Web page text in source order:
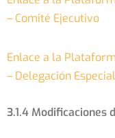
– Comité Ejecutivo
Enlace a la
– Delegación
3.1.4 Modificaciones